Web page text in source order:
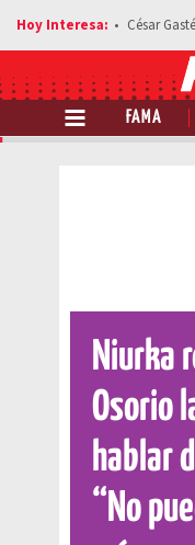
César
FAMA
Niurka
Osorio
hablar
“No